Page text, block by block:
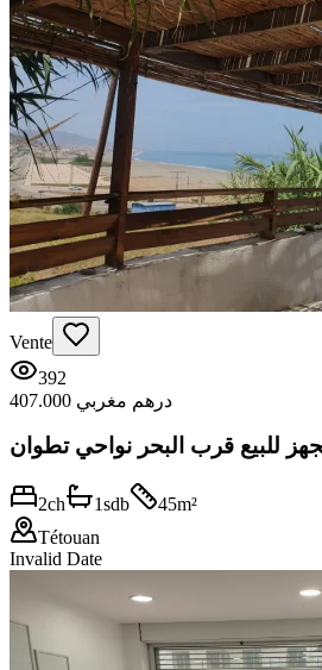
Vente
392
407.000 درهم مغربي
للبيع قرب البحر نواحي تطوان
2ch 1sdb 45m²
Tétouan
Invalid Date